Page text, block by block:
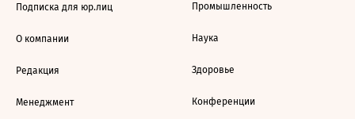
Подписка для юр.лиц
О компании
Редакция
Менеджмент
Промышленность
Наука
Здоровье
Конференции